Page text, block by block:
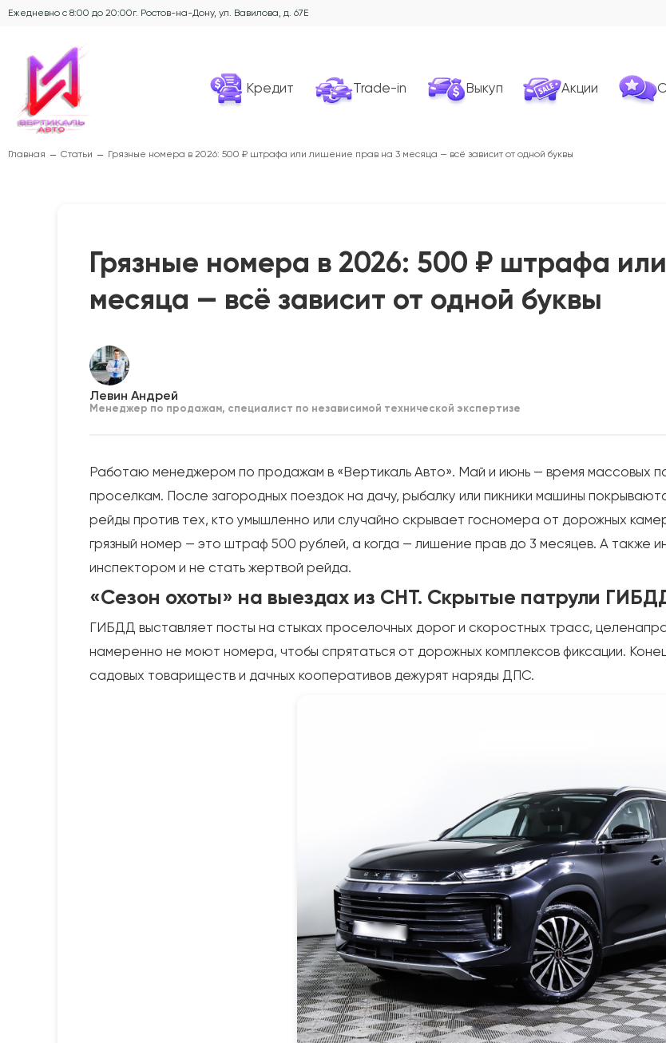
Ежедневно с 8:00 до 20:00г. Ростов-на-Дону, ул. Вавилова, д. 67Е
Кредит Trade-in Выкуп Акции
Главная Статьи Грязные номера в 2026: 500 ₽ штрафа или лишение прав на 3 месяца — всё зависит от одной буквы
Грязные номера в 2026: 500 ₽ штрафа
месяца — всё зависит от одной буквы
Левин Андрей
Менеджер по продажам, специалист по независимой технической экспертизе
Работаю менеджером по продажам в «Вертикаль Авто». Май и июнь — время массовых
проселкам. После загородных поездок на дачу, рыбалку или пикники машины
рейды против тех, кто умышленно или случайно скрывает госномера от дорожных
грязный номер — это штраф 500 рублей, а когда — лишение прав до 3 месяцев. А также
инспектором и не стать жертвой рейда.
«Сезон охоты» на выездах из СНТ. Скрытые патрули
ГИБДД выставляет посты на стыках проселочных дорог и скоростных трасс,
намеренно не моют номера, чтобы спрятаться от дорожных комплексов фиксации.
садовых товариществ и дачных кооперативов дежурят наряды ДПС.